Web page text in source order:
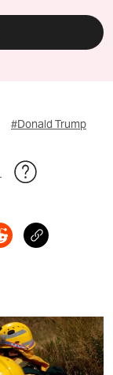
#Donald Trump